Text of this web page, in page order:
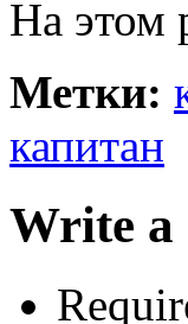
На этом
Метки:
капитан
Write a